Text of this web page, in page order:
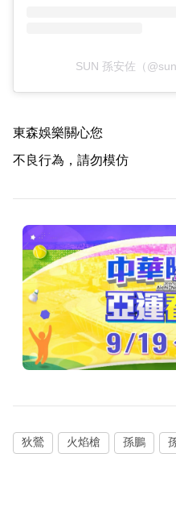
SUN 孫安佐（
東森娛樂關心您
不良行為，請勿模仿
狄鶯 火焰槍 孫鵬